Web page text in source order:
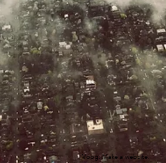
Voog. Make a website.